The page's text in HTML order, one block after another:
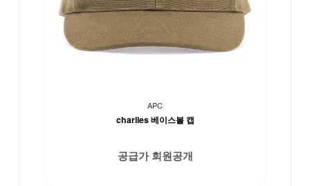
APC
charlies 베이스볼 캡
공급가 회원공개